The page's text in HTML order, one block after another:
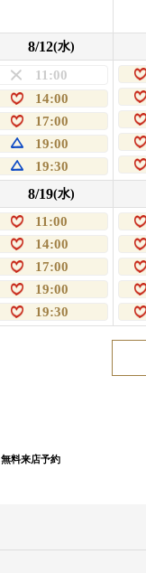
8/12(水)
11:00
14:00
17:00
19:00
19:30
8/19(水)
11:00
14:00
17:00
19:00
19:30
無料来店予約